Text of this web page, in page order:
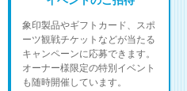
象印製品やギフトカード、スポ
ーツ観戦チケットなどが当たる
キャンペーンに応募できます。
オーナー様限定の特別イベント
も随時開催しています。